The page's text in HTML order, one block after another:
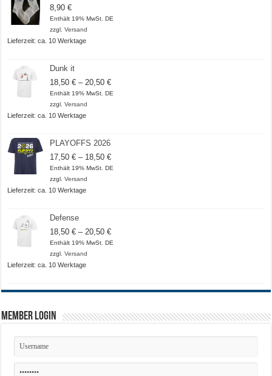
8,90€
Enthält 19% MwSt. DE
zzgl.Versand
Lieferzeit: ca. 10 Werktage
Dunk it
18,50€ – 20,50€Preisspanne:
18,50 €
Enthält 19% MwSt. DE
zzgl.Versand
Lieferzeit: ca. 10 Werktage
PLAYOFFS 2026
17,50€ – 18,50€Preisspanne:
17,50 €
Enthält 19% MwSt. DE
zzgl.Versand
Lieferzeit: ca. 10 Werktage
Defense
18,50€ – 20,50€Preisspanne:
18,50 €
Enthält 19% MwSt. DE
zzgl.Versand
Lieferzeit: ca. 10 Werktage
Member Login